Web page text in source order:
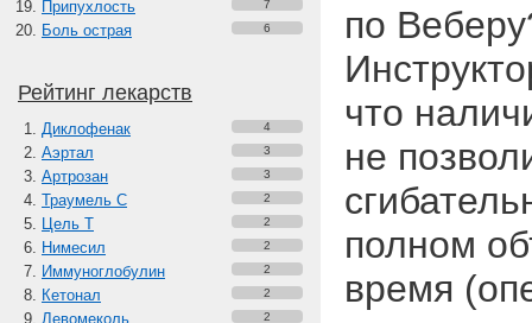
Припухлость 7
Боль острая 6
Рейтинг лекарств
Диклофенак 4
Аэртал 3
Артрозан 3
Траумель С 2
Цель Т 2
Нимесил 2
Иммуноглобулин 2
Кетонал 2
Левомеколь 2
по
что
не
полном
время